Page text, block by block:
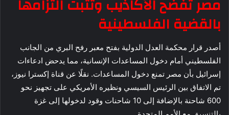
مصر تفضح الأكاذيب وتثبت التزامها
بالقضية الفلسطينية
أصدر قرار محكمة العدل الدولية بفتح معبر رفح البري من الجانب
الفلسطيني أمام دخول المساعدات الإنسانية، مما يدحض ادعاءات
إسرائيل بأن مصر تمنع دخول المساعدات. نقلًا عن قناة إكسترا نيوز،
تم الاتفاق بين الرئيس السيسي ونظيره الأمريكي على تجهيز نحو
600 شاحنة بالإضافة إلى 10 شاحنات وقود لدخولها إلى غزة